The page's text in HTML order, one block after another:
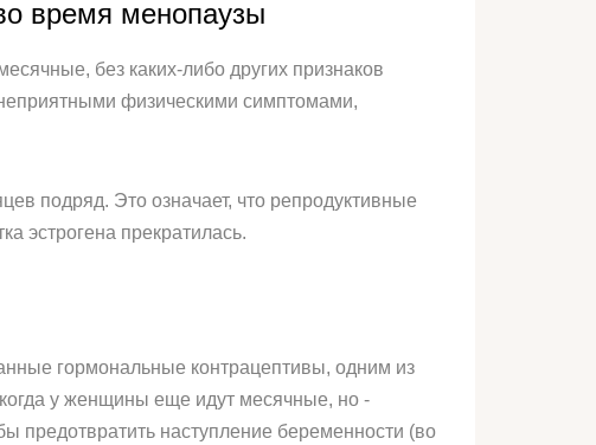
время менопаузы
без каких-либо других признаков
физическими симптомами,
подряд. Это означает, что репродуктивные
эстрогена прекратилась.
гормональные контрацептивы, одним из
у женщины еще идут месячные, но -
предотвратить наступление беременности (во